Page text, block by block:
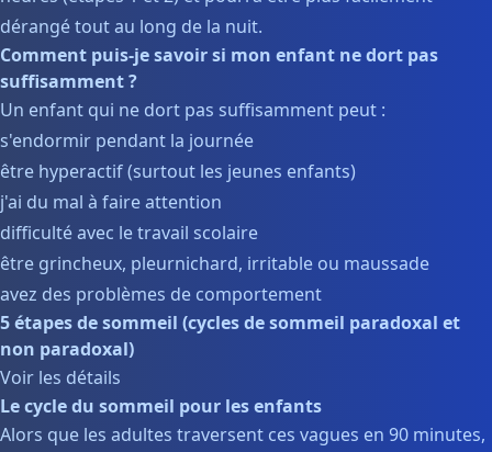
dérangé tout au long de la nuit.
Comment puis-je savoir si mon enfant ne dort pas
suffisamment ?
Un enfant qui ne dort pas suffisamment peut :
s'endormir pendant la journée
être hyperactif (surtout les jeunes enfants)
j'ai du mal à faire attention
difficulté avec le travail scolaire
être grincheux, pleurnichard, irritable ou maussade
avez des problèmes de comportement
5 étapes de sommeil (cycles de sommeil paradoxal et
non paradoxal)
Voir les détails
Le cycle du sommeil pour les enfants
Alors que les adultes traversent ces vagues en 90 minutes,